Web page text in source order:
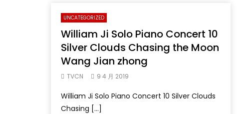
UNCATEGORIZED
William Ji Solo Piano Concert 10
Silver Clouds Chasing the Moon
Wang Jian zhong
TVCN 9 4 月 2019
William Ji Solo Piano Concert 10 Silver Clouds
Chasing […]